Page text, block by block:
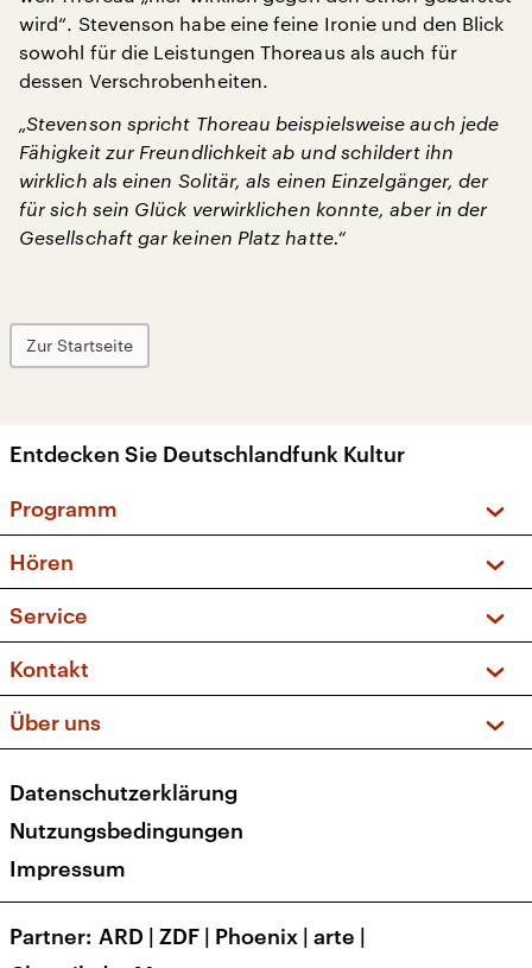
wird“. Stevenson habe eine feine Ironie und den Blick
sowohl für die Leistungen Thoreaus als auch für
dessen Verschrobenheiten.
„Stevenson spricht Thoreau beispielsweise auch jede
Fähigkeit zur Freundlichkeit ab und schildert ihn
wirklich als einen Solitär, als einen Einzelgänger, der
für sich sein Glück verwirklichen konnte, aber in der
Gesellschaft gar keinen Platz hatte.“
Zur Startseite
Entdecken Sie Deutschlandfunk Kultur
Programm
Sendungen und Podcasts
Musikliste
Kakadu – Das Kinderprogramm
Hören
Frequenzen (UKW + DAB+)
Service
FAQ
Apps
Newsletter
Veranstaltungen
Kontakt
Social Media
Über uns
Presse
Karriere
Transparenz
Datenschutzerklärung
Nutzungsbedingungen
Impressum
Partner ARD | ZDF | Phoenix | arte |